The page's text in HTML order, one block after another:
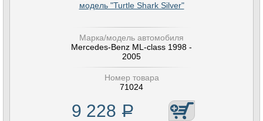
модель "Turtle Shark Silver"
Марка/модель автомобиля
Mercedes-Benz ML-class 1998 -
2005
Номер товара
71024
9 228 Р